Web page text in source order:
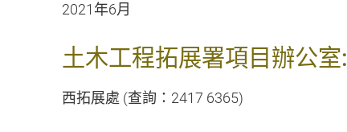
2021年6月
土木工程拓展署項目辦公室:
西拓展處 (查詢：2417 6365)